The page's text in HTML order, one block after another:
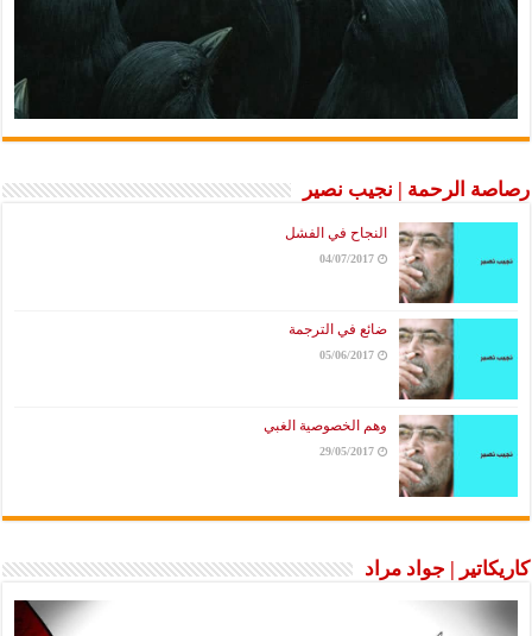
رصاصة الرحمة | نجيب نصير
النجاح في الفشل
04/07/2017
ضائع في الترجمة
05/06/2017
وهم الخصوصية الغبي
29/05/2017
كاريكاتير | جواد مراد